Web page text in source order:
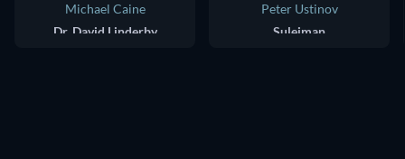
Michael Caine
Dr. David Linderby
Peter Ustinov
Suleiman